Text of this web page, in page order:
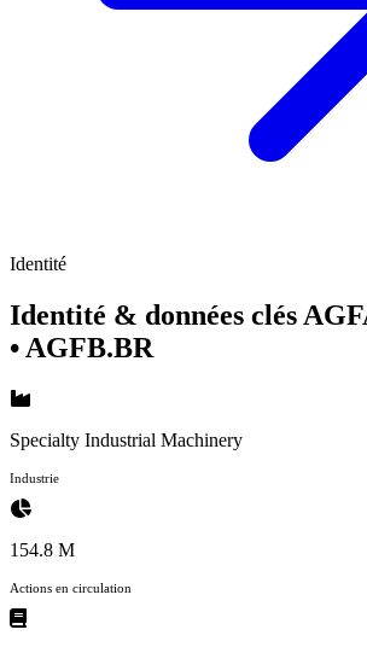
Identité
Identité & données clés
• AGFB.BR
Specialty Industrial Machinery
Industrie
154.8 M
Actions en circulation